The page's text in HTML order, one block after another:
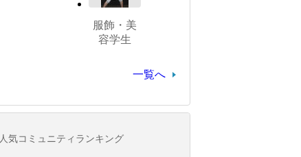
服飾・美
容学生
一覧へ
人気コミュニティランキング